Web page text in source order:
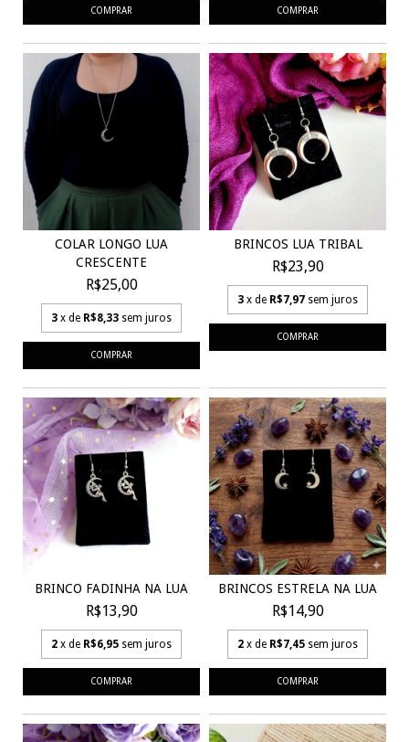
COLAR LONGO LUA
CRESCENTE
R$25,00
3 x de R$8,33 sem juros
BRINCOS LUA TRIBAL
R$23,90
3 x de R$7,97 sem juros
BRINCO FADINHA NA LUA
R$13,90
2 x de R$6,95 sem juros
BRINCOS ESTRELA NA LUA
R$14,90
2 x de R$7,45 sem juros